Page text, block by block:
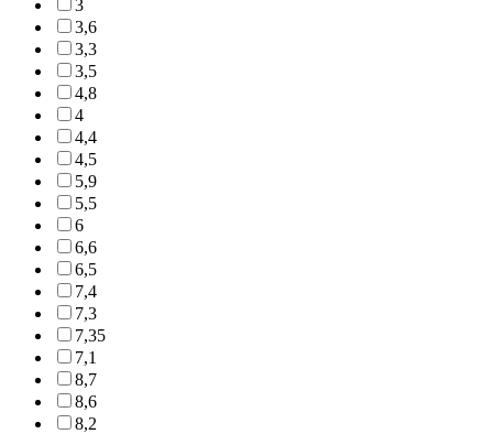
3
3,6
3,3
3,5
4,8
4
4,4
4,5
5,9
5,5
6
6,6
6,5
7,4
7,3
7,35
7,1
8,7
8,6
8,2